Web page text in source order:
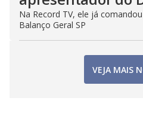
Na Record TV, ele já
Balanço Geral SP
VEJA MAIS